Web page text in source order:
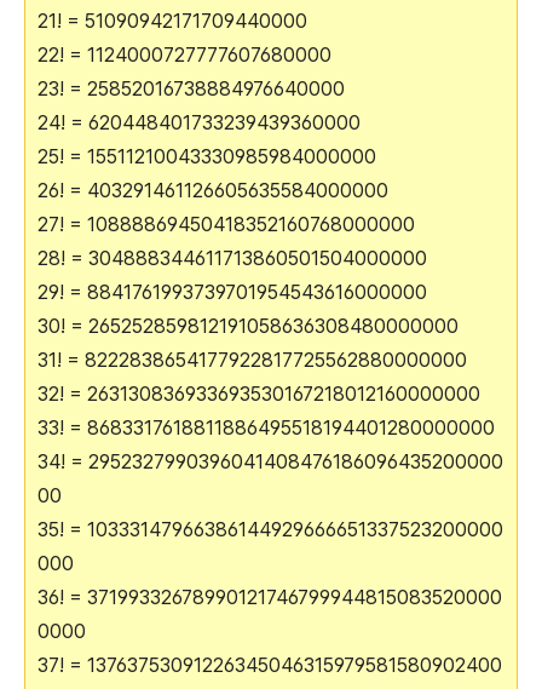
21! = 51090942171709440000
22! = 1124000727777607680000
23! = 25852016738884976640000
24! = 620448401733239439360000
25! = 15511210043330985984000000
26! = 403291461126605635584000000
27! = 10888869450418352160768000000
28! = 304888344611713860501504000000
29! = 8841761993739701954543616000000
30! = 265252859812191058636308480000000
31! = 8222838654177922817725562880000000
32! = 263130836933693530167218012160000000
33! = 8683317618811886495518194401280000000
34! = 2952327990396041408476186096435200000
00
35! = 10333147966386144929666651337523200000
000
36! = 37199332678990121746799944815083520000
0000
37! = 13763753091226345046315979581580902400